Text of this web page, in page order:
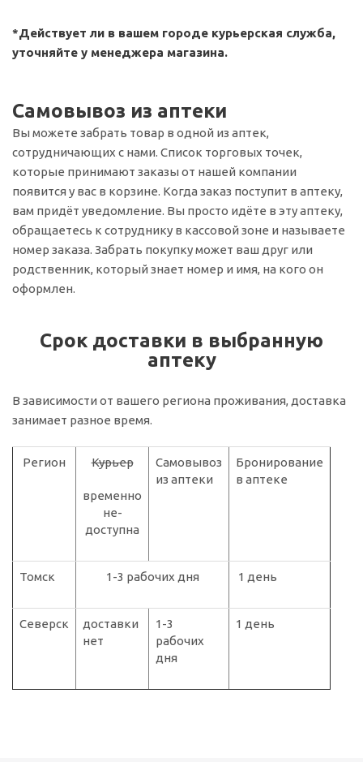
*Действует ли в вашем городе курьерская служба,
уточняйте у менеджера магазина.
Самовывоз из аптеки
Вы можете забрать товар в одной из аптек,
сотрудничающих с нами. Список торговых точек,
которые принимают заказы от нашей компании
появится у вас в корзине. Когда заказ поступит в аптеку,
вам придёт уведомление. Вы просто идёте в эту аптеку,
обращаетесь к сотруднику в кассовой зоне и называете
номер заказа. Забрать покупку может ваш друг или
родственник, который знает номер и имя, на кого он
оформлен.
Срок доставки в выбранную
аптеку
В зависимости от вашего региона проживания, доставка
занимает разное время.
Регион Курьер
временно
не-
доступна
Самовывоз
из аптеки
Бронирование
в аптеке
Томск 1-3 рабочих дня 1 день
Северск
доставки
нет
1-3
рабочих
дня
1 день